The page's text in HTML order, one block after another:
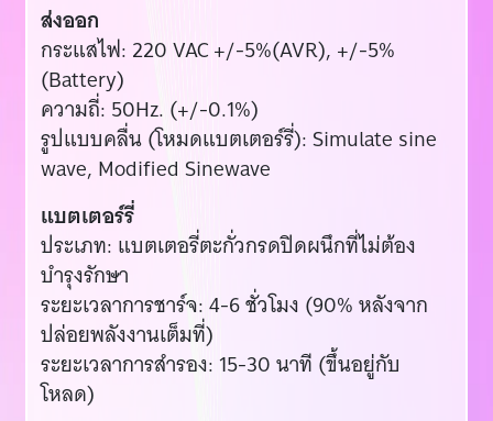
ส่งออก
กระแสไฟ: 220 VAC +/-5%(AVR), +/-5%
(Battery)
ความถี่: 50Hz. (+/-0.1%)
รูปแบบคลื่น (โหมดแบตเตอร์รี่): Simulate sine
wave, Modified Sinewave
แบตเตอร์รี่
ประเภท: แบตเตอรี่ตะกั่วกรดปิดผนึกที่ไม่ต้อง
บำรุงรักษา
ระยะเวลาการชาร์จ: 4-6 ชั่วโมง (90% หลังจาก
ปล่อยพลังงานเต็มที่)
ระยะเวลาการสำรอง: 15-30 นาที (ขึ้นอยู่กับ
โหลด)